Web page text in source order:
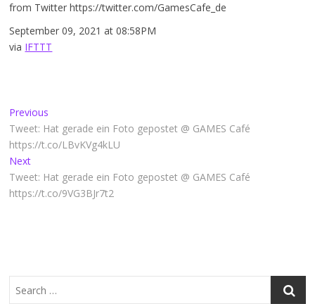
from Twitter https://twitter.com/GamesCafe_de
September 09, 2021 at 08:58PM
via IFTTT
Beitragsnavigation
Previous
post:
Tweet: Hat gerade ein Foto gepostet @ GAMES Café
https://t.co/LBvKVg4kLU
NextNext
post:
Tweet: Hat gerade ein Foto gepostet @ GAMES Café
https://t.co/9VG3BJr7t2